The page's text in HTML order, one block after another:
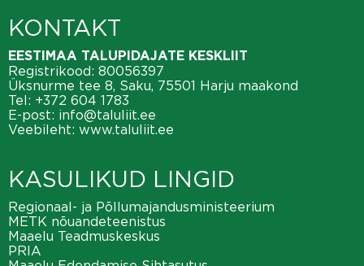
KONTAKT
EESTIMAA TALUPIDAJATE KESKLIIT
Registrikood: 80056397
Üksnurme tee 8, Saku, 75501 Harju maakond
Tel: +372 604 1783
E-post: info@taluliit.ee
Veebileht: www.taluliit.ee
KASULIKUD LINGID
Regionaal- ja Põllumajandusministeerium
METK nõuandeteenistus
Maaelu Teadmuskeskus
PRIA